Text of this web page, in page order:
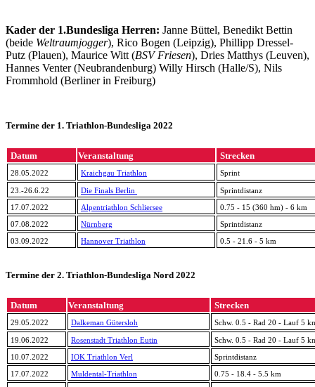
Kader der 1.Bundesliga Herren: Janne Büttel, Benedikt Bettin
(beide Weltraumjogger), Rico Bogen (Leipzig), Phillipp Dressel-
Putz (Plauen), Maurice Witt (BSV Friesen), Dries Matthys (Leuven),
Hannes Venter (Neubrandenburg) Willy Hirsch (Halle/S), Nils
Frommhold (Berliner in Freiburg)
Termine der 1. Triathlon-Bundesliga 2022
Datum Veranstaltung Strecken
28.05.2022 Kraichgau Triathlon Sprint
23.-26.6.22 Die Finals Berlin Sprintdistanz
17.07.2022 Alpentriathlon Schliersee 0.75 - 15 (360 hm) - 6 km
07.08.2022 Nürnberg Sprintdistanz
03.09.2022 Hannover Triathlon 0.5 - 21.6 - 5 km
Termine der 2. Triathlon-Bundesliga Nord 2022
Datum Veranstaltung Strecken
29.05.2022 Dalkeman Gütersloh Schw. 0.5 - Rad 20 - Lauf 5
19.06.2022 Rosenstadt Triathlon Eutin Schw. 0.5 - Rad 20 - Lauf 5
10.07.2022 IOK Triathlon Verl Sprintdistanz
17.07.2022 Muldental-Triathlon 0.75 - 18.4 - 5.5 km